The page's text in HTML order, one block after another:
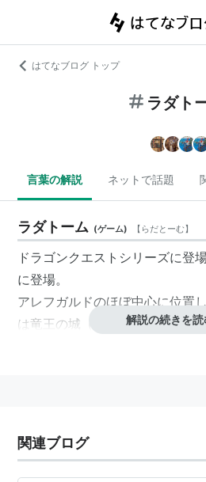
はてなブログ トップ
ラダト
言葉の解説 ネットで話題
ラダトーム (ゲーム) 【 らだとーむ】
ドラゴンクエストシリーズに登
に登場。
アレフガルドのほぼ中心に位置
は竜王の城（3ではゾーマの城
ラダトームの城には老人がいて
解説の続きを読
関連ブログ